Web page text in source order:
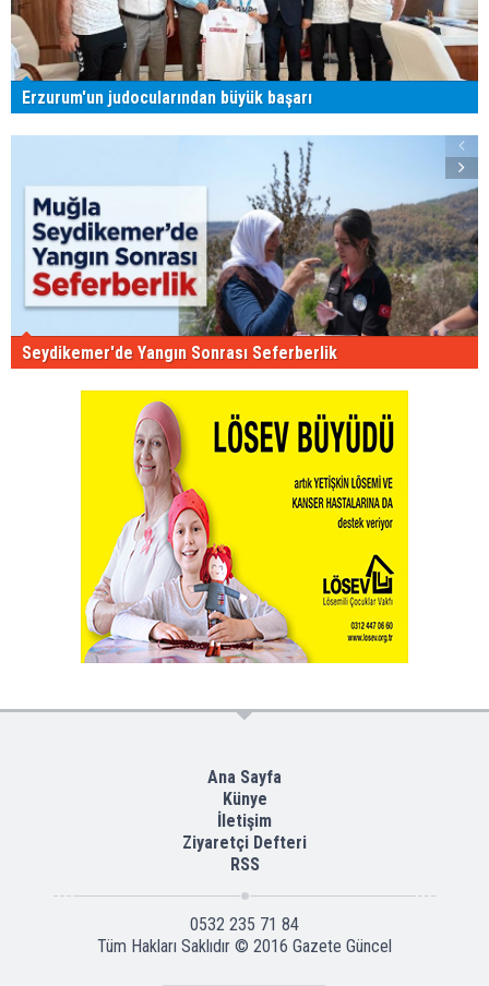
Erzurum'un judocularından büyük başarı
Seydikemer'de Yangın Sonrası Seferberlik
Ana Sayfa
Künye
İletişim
Ziyaretçi Defteri
RSS
0532 235 71 84
Tüm Hakları Saklıdır © 2016 Gazete Güncel